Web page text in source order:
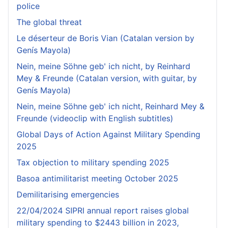
police
The global threat
Le déserteur de Boris Vian (Catalan version by
Genís Mayola)
Nein, meine Söhne geb' ich nicht, by Reinhard
Mey & Freunde (Catalan version, with guitar, by
Genís Mayola)
Nein, meine Söhne geb' ich nicht, Reinhard Mey &
Freunde (videoclip with English subtitles)
Global Days of Action Against Military Spending
2025
Tax objection to military spending 2025
Basoa antimilitarist meeting October 2025
Demilitarising emergencies
22/04/2024 SIPRI annual report raises global
military spending to $2443 billion in 2023,